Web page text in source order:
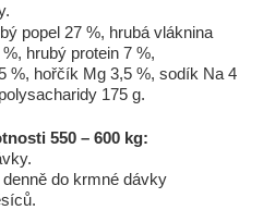
popel 27 %, hrubá vláknina
hrubý protein 7 %,
%, hořčík Mg 3,5 %, sodík Na 4
175 g.
550 – 600 kg:
do krmné dávky